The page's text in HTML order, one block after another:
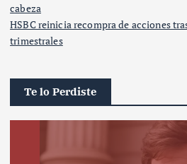
cabeza
HSBC reinicia recompra de acciones
trimestrales
Te lo Perdiste